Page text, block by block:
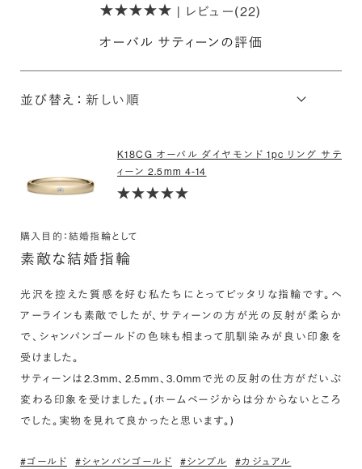
| レビュー(22)
オーバル サティーンの評価
並び替え：
K18CG オーバル ダイヤモンド 1pc リング サテ
ィーン 2.5mm 4-14
購入目的：結婚指輪として
素敵な結婚指輪
光沢を控えた質感を好む私たちにとってピッタリな指輪です。ヘ
アーラインも素敵でしたが、サティーンの方が光の反射が柔らか
で、シャンパンゴールドの色味も相まって肌馴染みが良い印象を
受けました。
サティーンは2.3mm、2.5mm、3.0mmで光の反射の仕方がだいぶ
変わる印象を受けました。(ホームページからは分からないところ
でした。実物を見れて良かったと思います。)
#ゴールド #シャンパンゴールド #シンプル
#カジュアル